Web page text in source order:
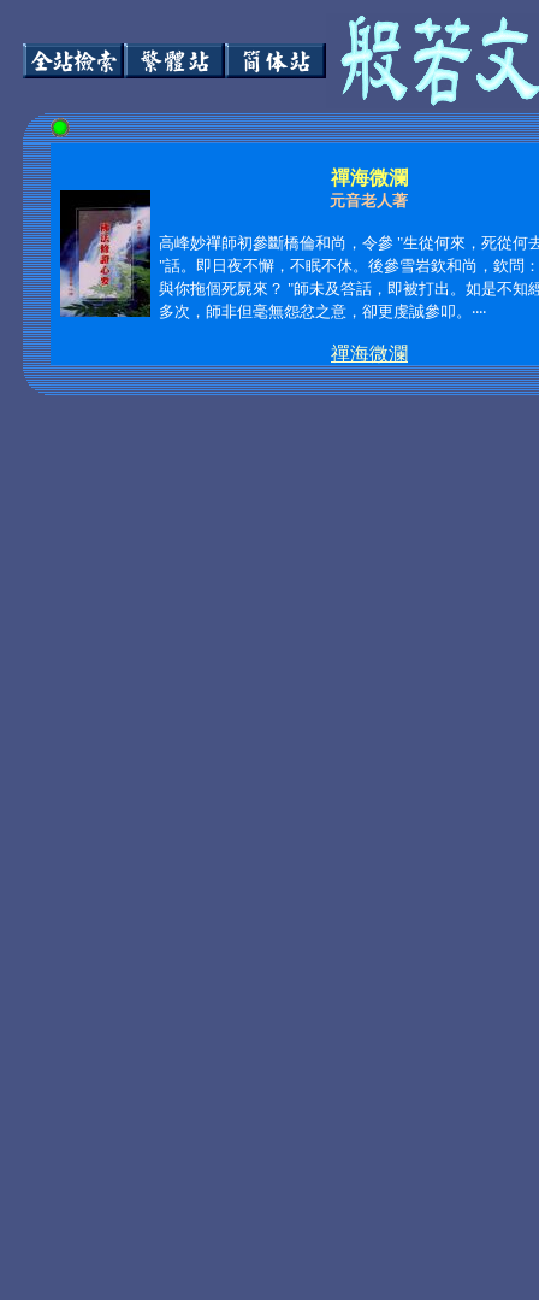
禪海微瀾
元音老人著
高峰妙禪師初參斷橋倫和尚，令參 "生從何來，死從何
"話。即日夜不懈，不眠不休。後參雪岩欽和尚，欽問
與你拖個死屍來？ "師未及答話，即被打出。如是不知
多次，師非但毫無怨忿之意，卻更虔誠參叩。‧‧‧‧
禪海微瀾